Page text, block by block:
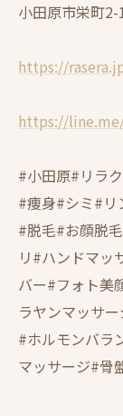
小田原市栄町
https://
https://
#小田原#リラ
#痩身#シミ#リ
#脱毛#お顔脱
リ#ハンドマッ
バー#フォト美
ラヤンマッサ
#ホルモンバラ
マッサージ#骨